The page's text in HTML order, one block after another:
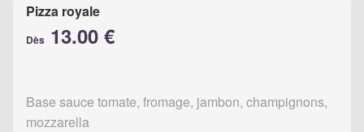
Pizza royale
Dès 13.00 €
Base sauce tomate, fromage, jambon, champignons,
mozzarella